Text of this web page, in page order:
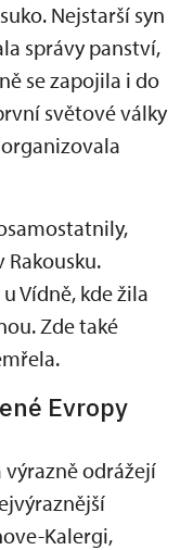
Nejstarší syn
správy panství,
se zapojila i do
světové války
Vídně, kde žila
Zde také
Evropy
odrážejí
Kalergi,